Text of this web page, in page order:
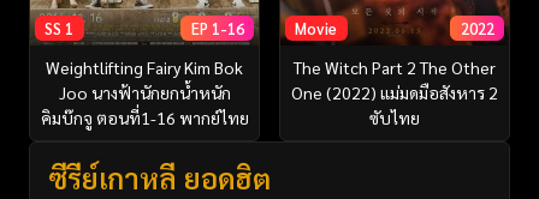
SS 1 EP 1-16
Weightlifting Fairy Kim Bok
Joo นางฟ้านักยกน้ำหนัก
คิมบ๊กจู ตอนที่1-16 พากย์ไทย
Movie 2022
The Witch Part 2 The Other
One (2022) แม่มดมือสังหาร 2
ซับไทย
ซีรี่ย์เกาหลี ยอดฮิต